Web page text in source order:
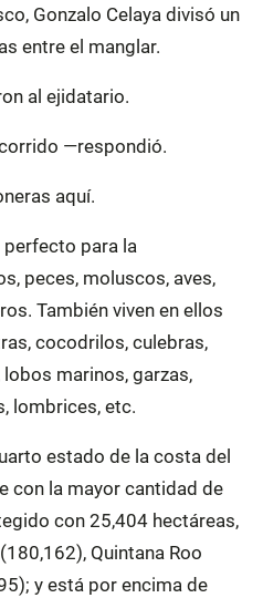
Gonzalo Celaya divisó un
entre el manglar.
al ejidatario.
—respondió.
aquí.
para la
peces, moluscos, aves,
También viven en ellos
cocodrilos, culebras,
marinos, garzas,
lombrices, etc.
estado de la costa del
con la mayor cantidad de
con 25,404 hectáreas,
Quintana Roo
y está por encima de